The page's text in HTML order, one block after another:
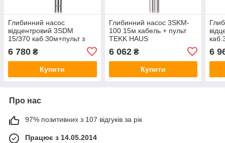
Глибинний насос
відцентровий 3SDM
15/370 каб.30м+пульт з
вольтметром TEKK HAUS
6 780 ₴
Купити
Глибинний насос 3SKM-
100 15м кабель + пульт
TEKK HAUS
6 062₴
Купити
6
Про нас
97% позитивних з 107 відгуків за рік
Працює з 14.05.2014